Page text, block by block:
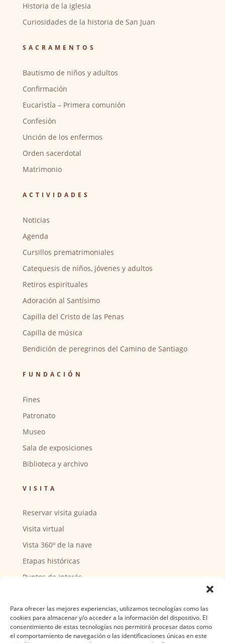
Para ofrecer las mejores experiencias, utilizamos tecnologías como las
cookies para almacenar y/o acceder a la información del dispositivo. El
consentimiento de estas tecnologías nos permitirá procesar datos como
el comportamiento de navegación o las identificaciones únicas en este
Historia de la iglesia
Curiosidades de la historia de San Juan
SACRAMENTOS
Bautismo de niños y adultos
Confirmación
Eucaristía – Primera comunión
Confesión
Unción de los enfermos
Orden sacerdotal
Matrimonio
ACTIVIDADES
Noticias
Agenda
Cursillos prematrimoniales
Catequesis de niños, jóvenes y adultos
Retiros espirituales
Adoración al Santísimo
Capilla del Cristo de las Penas
Capilla de música
Bendición de peregrinos del Camino de Santiago
FUNDACIÓN
Fines
Patronato
Museo
Sala de exposiciones
Biblioteca y archivo
VISITA
Reservar visita guiada
Visita virtual
Vista 360º de la nave
Etapas históricas
Puntos de interés
Actividades y horarios